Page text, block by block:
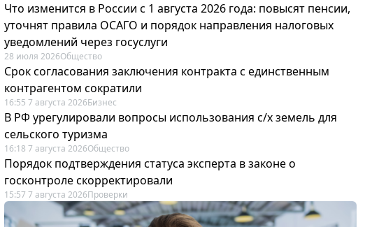
Что изменится в России с 1 августа 2026 года: повысят пенсии,
уточнят правила ОСАГО и порядок направления налоговых
уведомлений через госуслуги
28 июля 2026Общество
Срок согласования заключения контракта с единственным
контрагентом сократили
16:55 7 августа 2026Бизнес
В РФ урегулировали вопросы использования с/х земель для
сельского туризма
16:18 7 августа 2026Общество
Порядок подтверждения статуса эксперта в законе о
госконтроле скорректировали
15:57 7 августа 2026Проверки